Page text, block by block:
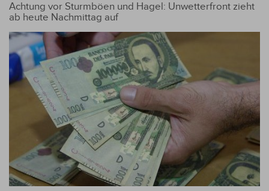
Achtung vor Sturmböen und Hagel: Unwetterfront zieht
ab heute Nachmittag auf